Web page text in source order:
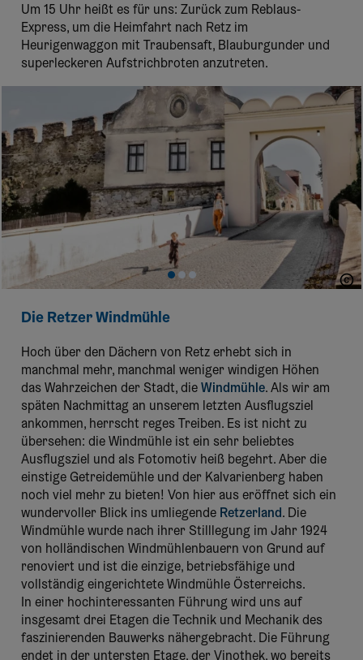
Um 15 Uhr heißt es für uns: Zurück zum Reblaus-
Express, um die Heimfahrt nach Retz im
Heurigenwaggon mit Traubensaft, Blauburgunder und
superleckeren Aufstrichbroten anzutreten.
Die Retzer Windmühle
Hoch über den Dächern von Retz erhebt sich in
manchmal mehr, manchmal weniger windigen Höhen
das Wahrzeichen der Stadt, die Windmühle. Als wir am
späten Nachmittag an unserem letzten Ausflugsziel
ankommen, herrscht reges Treiben. Es ist nicht zu
übersehen: die Windmühle ist ein sehr beliebtes
Ausflugsziel und als Fotomotiv heiß begehrt. Aber die
einstige Getreidemühle und der Kalvarienberg haben
noch viel mehr zu bieten! Von hier aus eröffnet sich ein
wundervoller Blick ins umliegende Retzerland. Die
Windmühle wurde nach ihrer Stilllegung im Jahr 1924
von holländischen Windmühlenbauern von Grund auf
renoviert und ist die einzige, betriebsfähige und
vollständig eingerichtete Windmühle Österreichs.
In einer hochinteressanten Führung wird uns auf
insgesamt drei Etagen die Technik und Mechanik des
faszinierenden Bauwerks nähergebracht. Die Führung
endet in der untersten Etage, der Vinothek, wo bereits